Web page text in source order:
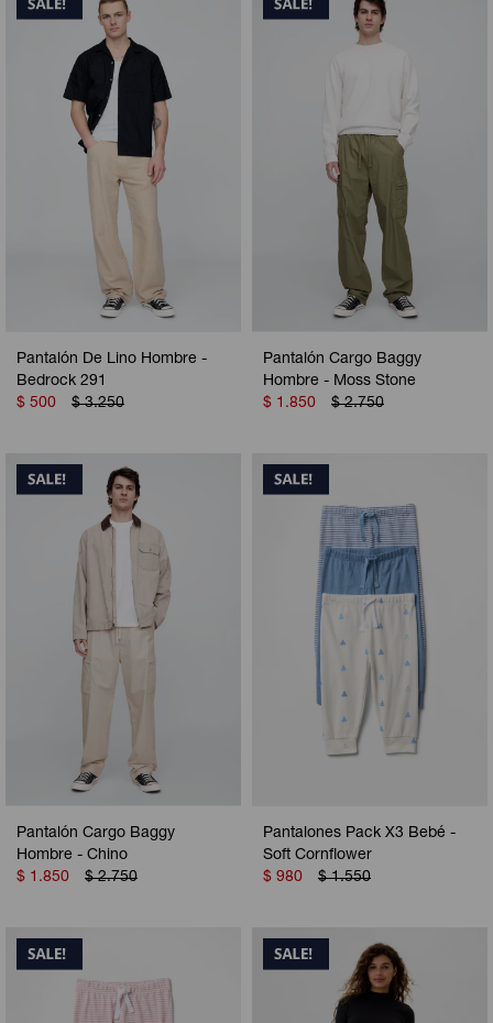
Pantalón De Lino Hombre -
Bedrock 291
$ 500 $ 3.250
Pantalón Cargo Baggy
Hombre - Moss Stone
$ 1.850 $ 2.750
Pantalón Cargo Baggy
Hombre - Chino
$ 1.850 $ 2.750
Pantalones Pack X3 Bebé -
Soft Cornflower
$ 980 $ 1.550